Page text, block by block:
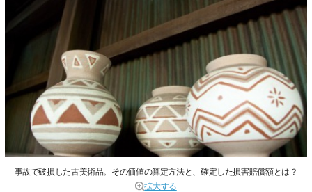
事故で破損した古美術品。その価値の算定方法と、確定した損害賠償額とは？
拡大する